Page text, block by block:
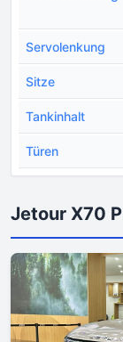
Servolenkung
Sitze
Tankinhalt
Türen
Jetour X70